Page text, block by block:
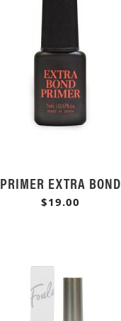
PRIMER EXTRA BOND
$19.00